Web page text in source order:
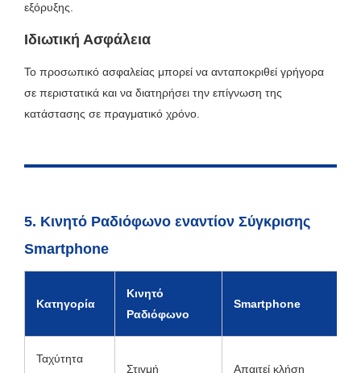
εξόρυξης.
Ιδιωτική Ασφάλεια
Το προσωπικό ασφαλείας μπορεί να ανταποκριθεί γρήγορα
σε περιστατικά και να διατηρήσει την επίγνωση της
κατάστασης σε πραγματικό χρόνο.
5. Κινητό Ραδιόφωνο εναντίον Σύγκρισης
Smartphone
Κατηγορία
Κινητό
Ραδιόφωνο
Smartphone
Ταχύτητα
Στιγμή
Απαιτεί κλήση